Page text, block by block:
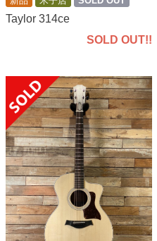
Taylor 314ce
SOLD OUT!!